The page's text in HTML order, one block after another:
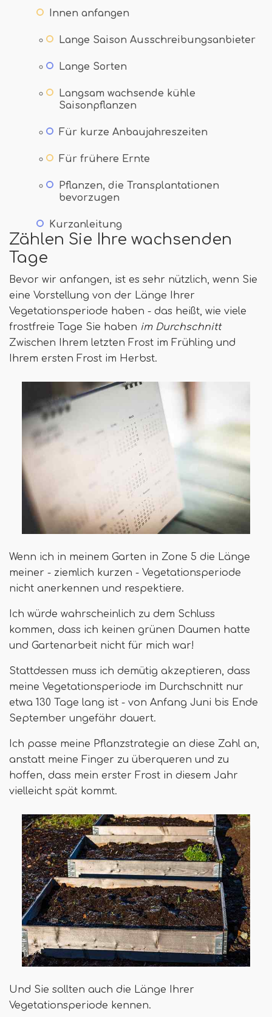
Innen anfangen
Lange Saison Ausschreibungsanbieter
Lange Sorten
Langsam wachsende kühle
Saisonpflanzen
Für kurze Anbaujahreszeiten
Für frühere Ernte
Pflanzen, die Transplantationen
bevorzugen
Kurzanleitung
Zählen Sie Ihre wachsenden
Tage
Bevor wir anfangen, ist es sehr nützlich, wenn Sie
eine Vorstellung von der Länge Ihrer
Vegetationsperiode haben - das heißt, wie viele
frostfreie Tage Sie haben im Durchschnitt
Zwischen Ihrem letzten Frost im Frühling und
Ihrem ersten Frost im Herbst.
Wenn ich in meinem Garten in Zone 5 die Länge
meiner - ziemlich kurzen - Vegetationsperiode
nicht anerkennen und respektiere.
Ich würde wahrscheinlich zu dem Schluss
kommen, dass ich keinen grünen Daumen hatte
und Gartenarbeit nicht für mich war!
Stattdessen muss ich demütig akzeptieren, dass
meine Vegetationsperiode im Durchschnitt nur
etwa 130 Tage lang ist - von Anfang Juni bis Ende
September ungefähr dauert.
Ich passe meine Pflanzstrategie an diese Zahl an,
anstatt meine Finger zu überqueren und zu
hoffen, dass mein erster Frost in diesem Jahr
vielleicht spät kommt.
Und Sie sollten auch die Länge Ihrer
Vegetationsperiode kennen.